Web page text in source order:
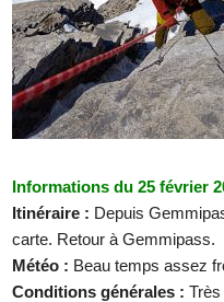
Informations du 25 février
Itinéraire : Depuis
carte. Retour à Gemmipass.
Météo : Beau temps assez
Conditions générales :